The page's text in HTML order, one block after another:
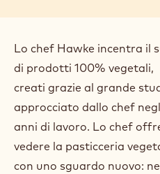
Lo chef Hawke incentra il
di prodotti 100% vegetali,
creati grazie al grande
approcciato dallo chef
anni di lavoro. Lo chef
vedere la pasticceria
con uno sguardo nuovo: